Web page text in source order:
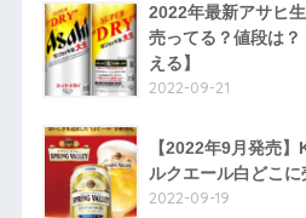
2022年最新アサヒ
売ってる？値段は
える】
2022-09-21
【2022年9月発売
ルクエール白どこに
2022-09-19